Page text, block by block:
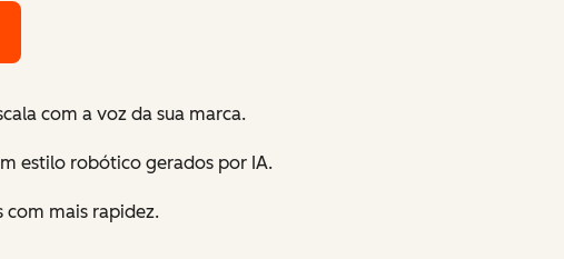
com a voz da sua marca.
estilo robótico gerados por IA.
com mais rapidez.